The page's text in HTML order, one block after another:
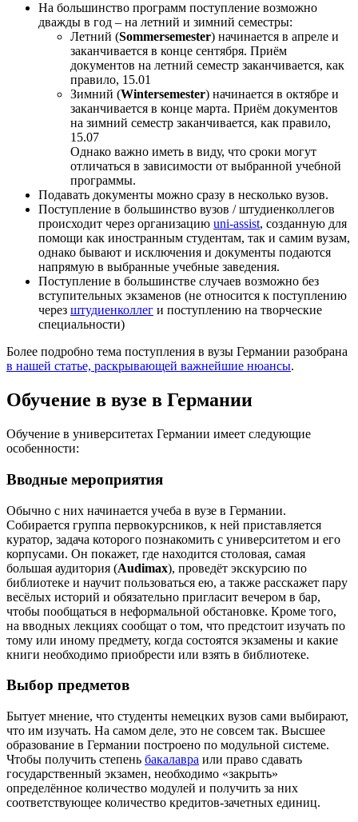
На большинство программ поступление возможно
дважды в год – на летний и зимний семестры:
Летний (Sommersemester) начинается в апреле и
заканчивается в конце сентября. Приём
документов на летний семестр заканчивается, как
правило, 15.01
Зимний (Wintersemester) начинается в октябре и
заканчивается в конце марта. Приём документов
на зимний семестр заканчивается, как правило,
15.07
Однако важно иметь в виду, что сроки могут
отличаться в зависимости от выбранной учебной
программы.
Подавать документы можно сразу в несколько вузов.
Поступление в большинство вузов / штудиенколлегов
происходит через организацию uni-assist, созданную для
помощи как иностранным студентам, так и самим вузам,
однако бывают и исключения и документы подаются
напрямую в выбранные учебные заведения.
Поступление в большинстве случаев возможно без
вступительных экзаменов (не относится к поступлению
через штудиенколлег и поступлению на творческие
специальности)
Более подробно тема поступления в вузы Германии разобрана
в нашей статье, раскрывающей важнейшие нюансы.
Обучение в вузе в Германии
Обучение в университетах Германии имеет следующие
особенности:
Вводные мероприятия
Обычно с них начинается учеба в вузе в Германии.
Собирается группа первокурсников, к ней приставляется
куратор, задача которого познакомить с университетом и его
корпусами. Он покажет, где находится столовая, самая
большая аудитория (Audimax), проведёт экскурсию по
библиотеке и научит пользоваться ею, а также расскажет пару
весёлых историй и обязательно пригласит вечером в бар,
чтобы пообщаться в неформальной обстановке. Кроме того,
на вводных лекциях сообщат о том, что предстоит изучать по
тому или иному предмету, когда состоятся экзамены и какие
книги необходимо приобрести или взять в библиотеке.
Выбор предметов
Бытует мнение, что студенты немецких вузов сами выбирают,
что им изучать. На самом деле, это не совсем так. Высшее
образование в Германии построено по модульной системе.
Чтобы получить степень бакалавра или право сдавать
государственный экзамен, необходимо «закрыть»
определённое количество модулей и получить за них
соответствующее количество кредитов-зачетных единиц.